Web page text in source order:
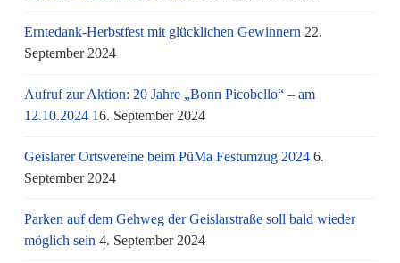
Erntedank-Herbstfest mit glücklichen Gewinnern 22.
September 2024
Aufruf zur Aktion: 20 Jahre „Bonn Picobello“ – am
12.10.2024 16. September 2024
Geislarer Ortsvereine beim PüMa Festumzug 2024 6.
September 2024
Parken auf dem Gehweg der Geislarstraße soll bald wieder
möglich sein 4. September 2024